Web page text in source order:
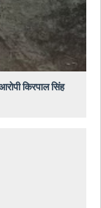
किरपाल सिंह